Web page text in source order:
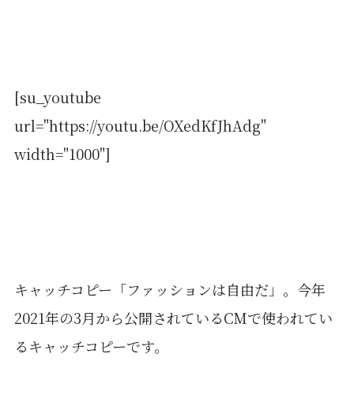
[su_youtube
url="https://youtu.be/OXedKfJhAdg"
width="1000"]
キャッチコピー「ファッションは自由だ」。今年
2021年の3月から公開されているCMで使われてい
るキャッチコピーです。